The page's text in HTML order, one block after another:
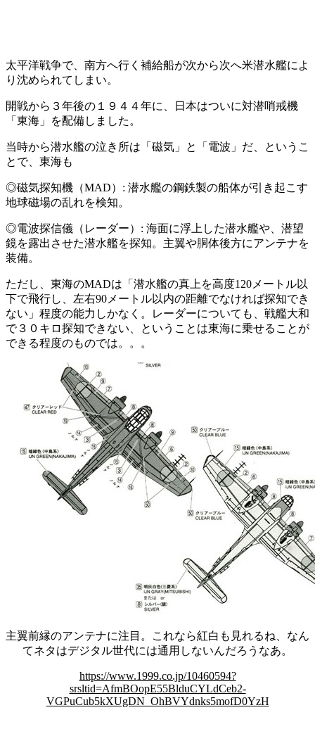
太平洋戦争で、南方へ行く補給船が次から次へ米潜水艦によ
り沈められてしまい。
開戦から３年後の１９４４年に、日本はついに対潜哨戒機
「東海」を配備しました。
当時から潜水艦の泣き所は「磁気」と「電波」だ、というこ
とで、東海も
◎磁気探知機（MAD）: 潜水艦の鋼鉄製の船体が引き起こす
地球磁場の乱れを検知。
◎電波探信儀（レーダー）: 海面に浮上した潜水艦や、潜望
鏡を露出させた潜水艦を探知。主翼や胴体後方にアンテナを
装備。
ただし、東海のMADは「潜水艦の真上を高度120メートル以
下で飛行し、左右90メートル以内の距離でなければ探知でき
ない」程度の能力しかなく。レーダーについても、戦艦大和
で３０キロ探知できない、ということは東海に乗せることが
できる程度のものでは。。。
主翼前縁のアンテナに注目。これなら紅白も見れるね、なん
てネタはデジタル世代には通用しないんだろうなあ。
https://www.1999.co.jp/10460594?
srsltid=AfmBOopE55BlduCYLdCeb2-
VGPuCub5kXUgDN_OhBVYdnks5mofD0YzH